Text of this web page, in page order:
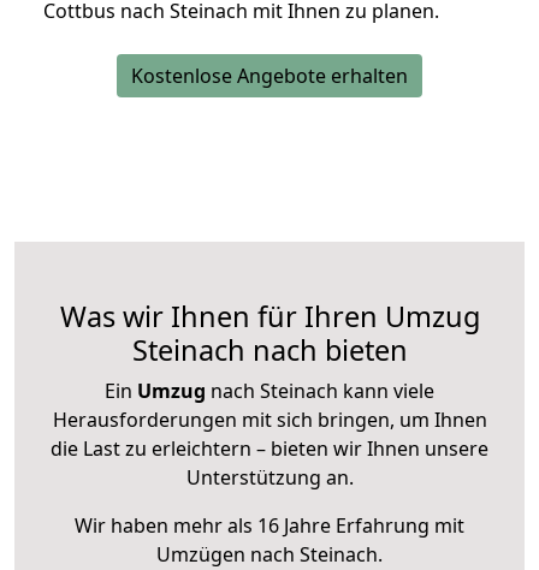
Cottbus nach Steinach mit Ihnen zu planen.
Kostenlose Angebote erhalten
Was wir Ihnen für Ihren Umzug
Steinach nach bieten
Ein Umzug nach Steinach kann viele
Herausforderungen mit sich bringen, um Ihnen
die Last zu erleichtern – bieten wir Ihnen unsere
Unterstützung an.
Wir haben mehr als 16 Jahre Erfahrung mit
Umzügen nach Steinach.